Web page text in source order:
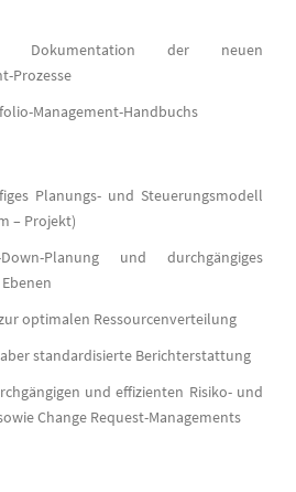
Dokumentation der neuen
Prozesse
Management-Handbuchs
Planungs- und Steuerungsmodell
– Projekt)
Planung und durchgängiges
optimalen Ressourcenverteilung
standardisierte Berichterstattung
und effizienten Risiko- und
Change Request-Managements